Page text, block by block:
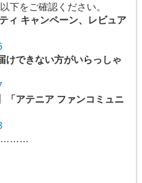
下をご確認ください。
ィ キャンペーン、レビュア
けできない方がいらっしゃ
「アテニア ファンコミュニ